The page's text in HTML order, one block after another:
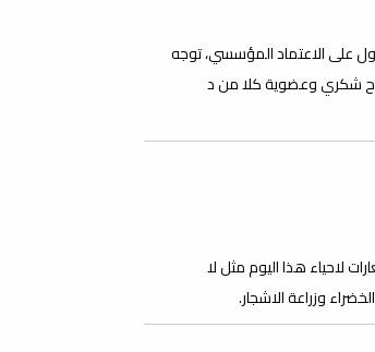
للحصول على الاعتماد المؤسسي، توجه
شكري وعضوية كلا من د
لاحياء هذا اليوم مثل لا
وزراعة الاشجار.